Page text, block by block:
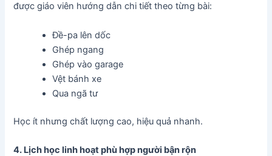
được giáo viên hướng dẫn chi tiết theo từng bài:
Đề-pa lên dốc
Ghép ngang
Ghép vào garage
Vệt bánh xe
Qua ngã tư
Học ít nhưng chất lượng cao, hiệu quả nhanh.
4. Lịch học linh hoạt phù hợp người bận rộn